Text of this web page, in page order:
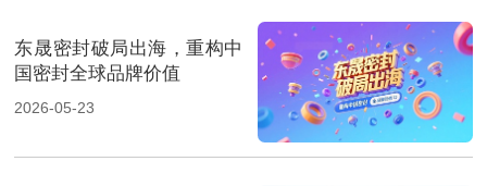
东晟密封破局出海，重构中
国密封全球品牌价值
2026-05-23